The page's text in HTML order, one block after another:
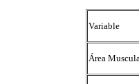
Variable
Área